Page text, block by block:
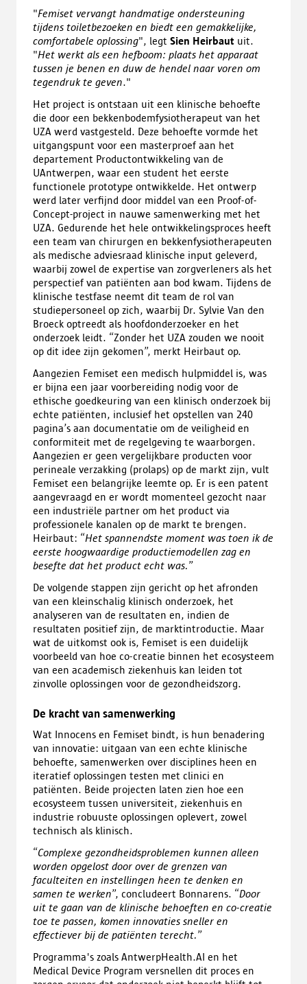
"Femiset vervangt handmatige ondersteuning
tijdens toiletbezoeken en biedt een gemakkelijke,
comfortabele oplossing", legt Sien Heirbaut uit.
"Het werkt als een hefboom: plaats het apparaat
tussen je benen en duw de hendel naar voren om
tegendruk te geven."
Het project is ontstaan uit een klinische behoefte
die door een bekkenbodemfysiotherapeut van het
UZA werd vastgesteld. Deze behoefte vormde het
uitgangspunt voor een masterproef aan het
departement Productontwikkeling van de
UAntwerpen, waar een student het eerste
functionele prototype ontwikkelde. Het ontwerp
werd later verfijnd door middel van een Proof-of-
Concept-project in nauwe samenwerking met het
UZA. Gedurende het hele ontwikkelingsproces heeft
een team van chirurgen en bekkenfysiotherapeuten
als medische adviesraad klinische input geleverd,
waarbij zowel de expertise van zorgverleners als het
perspectief van patiënten aan bod kwam. Tijdens de
klinische testfase neemt dit team de rol van
studiepersoneel op zich, waarbij Dr. Sylvie Van den
Broeck optreedt als hoofdonderzoeker en het
onderzoek leidt. “Zonder het UZA zouden we nooit
op dit idee zijn gekomen”, merkt Heirbaut op.
Aangezien Femiset een medisch hulpmiddel is, was
er bijna een jaar voorbereiding nodig voor de
ethische goedkeuring van een klinisch onderzoek bij
echte patiënten, inclusief het opstellen van 240
pagina’s aan documentatie om de veiligheid en
conformiteit met de regelgeving te waarborgen.
Aangezien er geen vergelijkbare producten voor
perineale verzakking (prolaps) op de markt zijn, vult
Femiset een belangrijke leemte op. Er is een patent
aangevraagd en er wordt momenteel gezocht naar
een industriële partner om het product via
professionele kanalen op de markt te brengen.
Heirbaut: “Het spannendste moment was toen ik de
eerste hoogwaardige productiemodellen zag en
besefte dat het product echt was.”
De volgende stappen zijn gericht op het afronden
van een kleinschalig klinisch onderzoek, het
analyseren van de resultaten en, indien de
resultaten positief zijn, de marktintroductie. Maar
wat de uitkomst ook is, Femiset is een duidelijk
voorbeeld van hoe co-creatie binnen het ecosysteem
van een academisch ziekenhuis kan leiden tot
zinvolle oplossingen voor de gezondheidszorg.
De kracht van samenwerking
Wat Innocens en Femiset bindt, is hun benadering
van innovatie: uitgaan van een echte klinische
behoefte, samenwerken over disciplines heen en
iteratief oplossingen testen met clinici en
patiënten. Beide projecten laten zien hoe een
ecosysteem tussen universiteit, ziekenhuis en
industrie robuuste oplossingen oplevert, zowel
technisch als klinisch.
“Complexe gezondheidsproblemen kunnen alleen
worden opgelost door over de grenzen van
faculteiten en instellingen heen te denken en
samen te werken”, concludeert Bonnarens. “Door
uit te gaan van de klinische behoeften en co-creatie
toe te passen, komen innovaties sneller en
effectiever bij de patiënten terecht.”
Programma's zoals AntwerpHealth.AI en het
Medical Device Program versnellen dit proces en